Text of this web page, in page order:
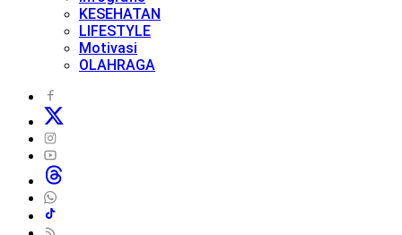
KESEHATAN
LIFESTYLE
Motivasi
OLAHRAGA